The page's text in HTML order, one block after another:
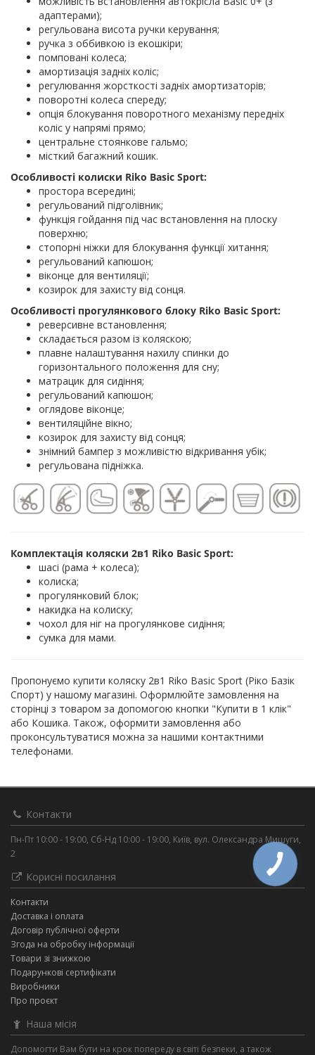
адаптерами);
регульована висота ручки керування;
ручка з оббивкою із екошкіри;
помповані колеса;
амортизація задніх коліс;
регулювання жорсткості задніх амортизаторів;
поворотні колеса спереду;
опція блокування поворотного механізму передніх
коліс у напрямі прямо;
центральне стоянкове гальмо;
місткий багажний кошик.
Особливості колиски Riko Basic Sport:
простора всередині;
регульований підголівник;
функція гойдання під час встановлення на плоску
поверхню;
стопорні ніжки для блокування функції хитання;
регульований капюшон;
віконце для вентиляції;
козирок для захисту від сонця.
Особливості прогулянкового блоку Riko Basic Sport:
реверсивне встановлення;
складається разом із коляскою;
плавне налаштування нахилу спинки до
горизонтального положення для сну;
матрацик для сидіння;
регульований капюшон;
оглядове віконце;
вентиляційне вікно;
козирок для захисту від сонця;
знімний бампер з можливістю відкривання убік;
регульована підніжка.
Комплектація коляски 2в1 Riko Basic Sport:
шасі (рама + колеса);
колиска;
прогулянковий блок;
накидка на колиску;
чохол для ніг на прогулянкове сидіння;
сумка для мами.
Пропонуємо купити коляску 2в1 Riko Basic Sport (Ріко Базік
Спорт) у нашому магазині. Оформлюйте замовлення на
сторінці з товаром за допомогою кнопки "Купити в 1 клік"
або Кошика. Також, оформити замовлення або
проконсультуватися можна за нашими контактними
телефонами.
Контакти
Пн-Пт 10:00 - 19:00, Сб-Нд 10:00 - 19:00, Київ, вул. Олександра Мишуги,
2
Корисні посилання
Контакти
Доставка і оплата
Договір публічної оферти
Згода на обробку інформації
Товари зі знижкою
Подарункові сертифікати
Виробники
Про проєкт
Наша місія
Допомогти Вам бути на крок попереду в світі безпеки, а також